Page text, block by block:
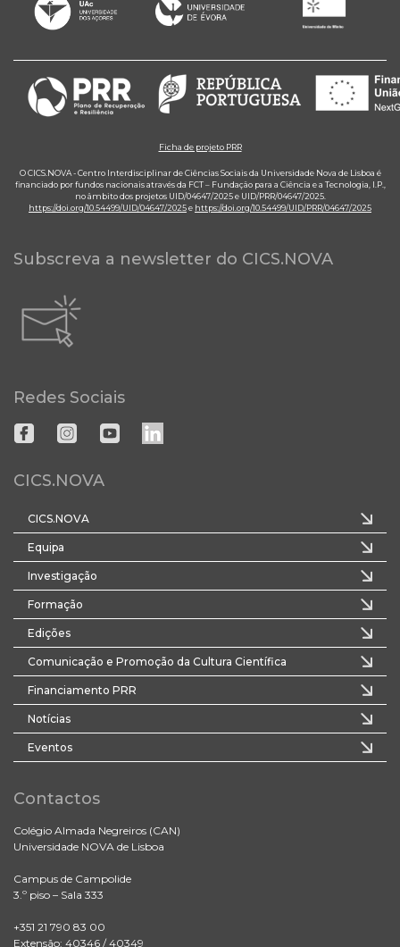
Ficha de projeto PRR
O CICS.NOVA - Centro Interdisciplinar de Ciências Sociais da Universidade Nova de Lisboa é
financiado por fundos nacionais através da FCT – Fundação para a Ciência e a Tecnologia, I.P.,
no âmbito dos projetos UID/04647/2025 e UID/PRR/04647/2025.
https://doi.org/10.54499/UID/04647/2025e https://doi.org/10.54499/UID/PRR/04647/2025
Subscreva a newsletter do CICS.NOVA
Redes Sociais
CICS.NOVA
CICS.NOVA
Equipa
Investigação
Formação
Edições
Comunicação e Promoção da Cultura Científica
Financiamento PRR
Notícias
Eventos
Contactos
Colégio Almada Negreiros (CAN)
Universidade NOVA de Lisboa
Campus de Campolide
3.º piso – Sala 333
+351 21 790 83 00
Extensão: 40346 / 40349